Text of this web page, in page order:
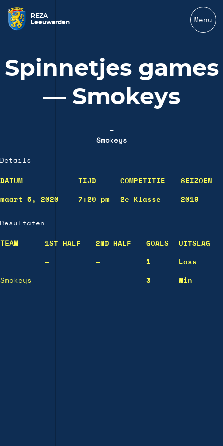
REZA
Leeuwarden
Menu
Spinnetjes games
— Smokeys
—
Smokeys
Details
DATUM TIJD COMPETITIE SEIZOEN
maart 6, 2020 7:20 pm 2e Klasse 2019
Resultaten
TEAM 1ST HALF 2ND HALF GOALS UITSLAG
— — 1 Loss
Smokeys — — 3 Win